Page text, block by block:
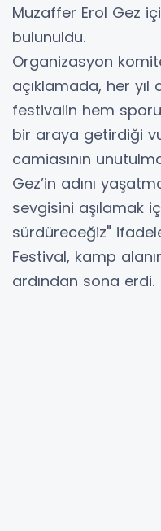
Muzaffer Erol Gez
bulunuldu.
Organizasyon
açıklamada, her yıl
festivalin hem
bir araya getirdiği
camiasının
Gez’in adını
sevgisini aşılamak
sürdüreceğiz"
Festival, kamp
ardından sona erdi.